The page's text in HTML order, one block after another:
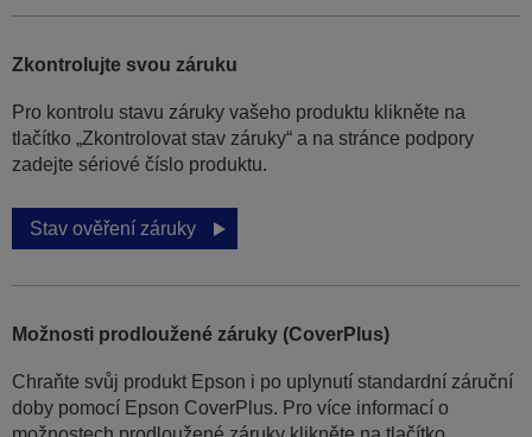
Zkontrolujte svou záruku
Pro kontrolu stavu záruky vašeho produktu klikněte na
tlačítko „Zkontrolovat stav záruky“ a na stránce podpory
zadejte sériové číslo produktu.
Stav ověření záruky
Možnosti prodloužené záruky (CoverPlus)
Chraňte svůj produkt Epson i po uplynutí standardní záruční
doby pomocí Epson CoverPlus. Pro více informací o